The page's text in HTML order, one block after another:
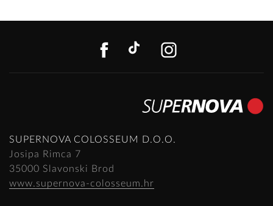
FACEBOOK
TIKTOK
SUPERNOVA COLOSSEUM D.O.O.
Josipa Rimca 7
35000 Slavonski Brod
www.supernova-colosseum.hr